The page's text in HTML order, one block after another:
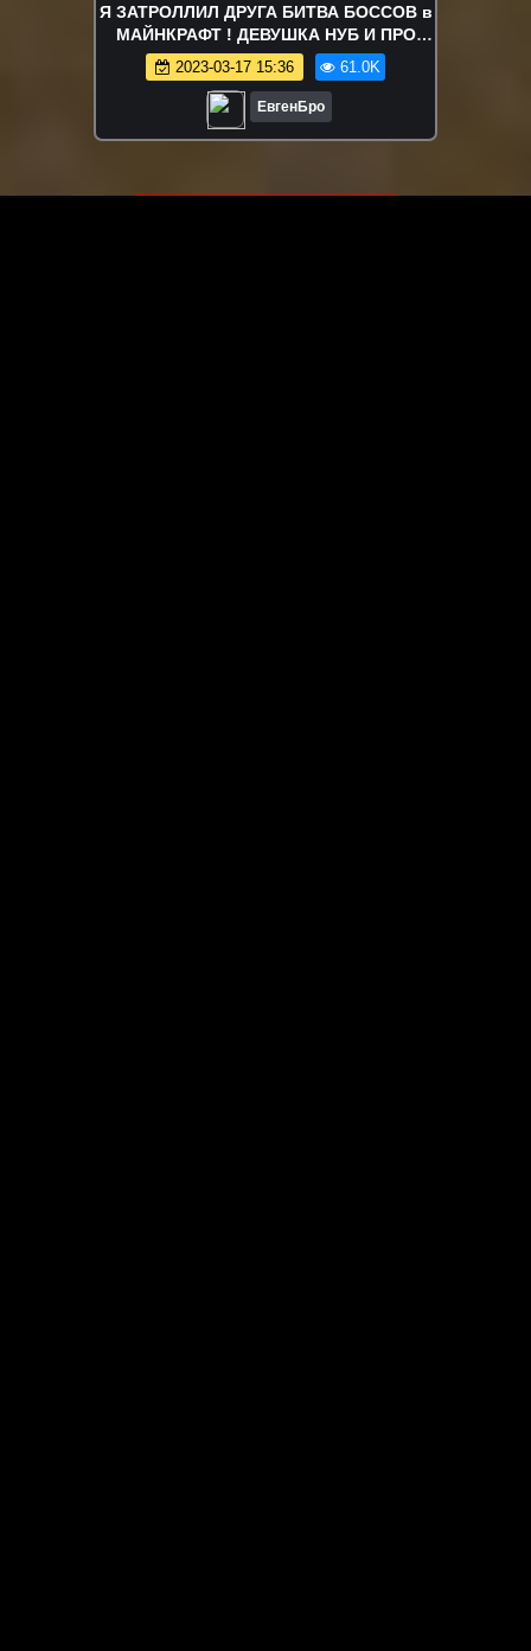
Я ЗАТРОЛЛИЛ ДРУГА БИТВА БОССОВ в
МАЙНКРАФТ ! ДЕВУШКА НУБ И ПРО
ВИДЕО ТРОЛЛИНГ MINECRAFT
2023-03-17 15:36 61.0K
ЕвгенБро